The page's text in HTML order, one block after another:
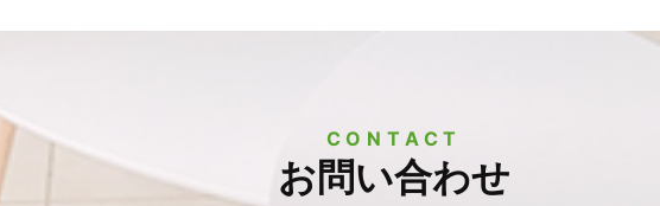
CONTACT
お問い合わせ